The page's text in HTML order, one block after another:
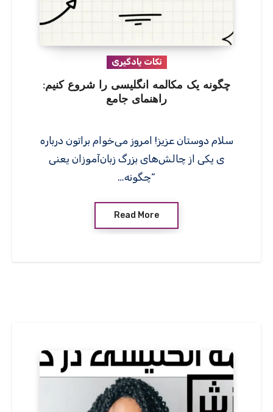
نکات یادگیری
چگونه یک مکالمه انگلیسی را شروع کنیم:
راهنمای جامع
سلام دوستان عزیز! امروز می‌خوام براتون درباره
ی یکی از چالش‌های بزرگ زبان‌آموزان یعنی
“چگونه…
Read More